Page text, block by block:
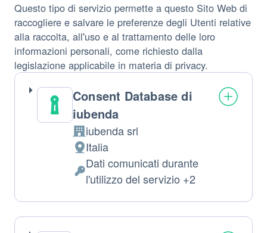
Questo tipo di servizio permette a questo Sito Web di
raccogliere e salvare le preferenze degli Utenti relative
alla raccolta, all'uso e al trattamento delle loro
informazioni personali, come richiesto dalla
legislazione applicabile in materia di privacy.
Consent Database di
iubenda
Azienda:
iubenda srl
Luogo
del
trattamento:
Italia
Dati
Dati comunicati durante
l'utilizzo del servizio +2